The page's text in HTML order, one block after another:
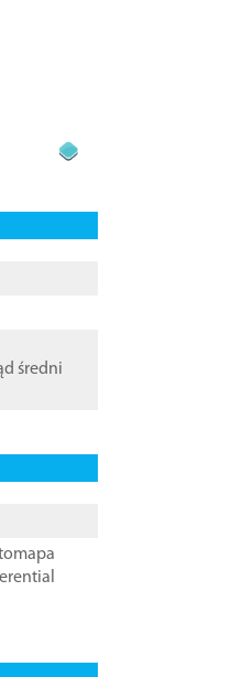
średni